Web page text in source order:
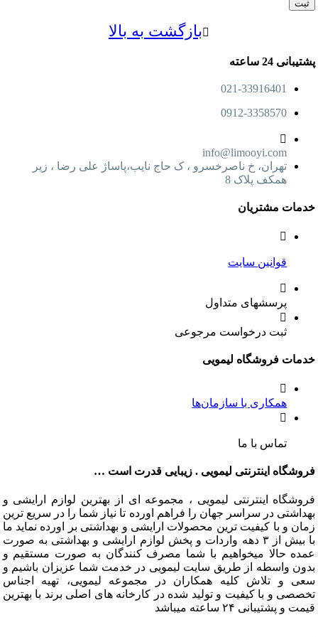
بازگشت به بالا
ساعته
021-33916401
0912-3358570
info@limooyi.com
تهران، خ ناصرخسرو ، ک حاج نایب،پاساژ علی رضا ، زیر
همکف پلاک 8
مشتریان
قوانین سایت
پرسشهای متداول
ثبت درخواست مرجوعی
فروشگاه لیمویی
همکاری با سازمان‌ها
تماس با ما
اینترنتی لیمویی . زیبایی قدرت است …
اینترنتی لیمویی ، مجموعه ای از بهترین لوازم ارایشی و
در سراسر جهان را فراهم اورده تا نیاز شما را در سریع ترین
و با کیفیت ترین محصولات ارایشی و بهداشتی بر اورده نماید ما
با بیش از ۳ دهه واردات و پخش لوازم ارایشی و بهداشتی به صورت
حالا میخواهیم با شما مصرف کنندگان به صورت مستقیم و
واسطه از طریق سایت لیمویی در خدمت شما عزیزان باشیم و
و تلاش کلیه همکاران در مجموعه لیمویی، تهیه اجناس
و با کیفیت و تولید شده در کارخانه های اصلی برند با بهترین
۲۴ ساعته میباشد